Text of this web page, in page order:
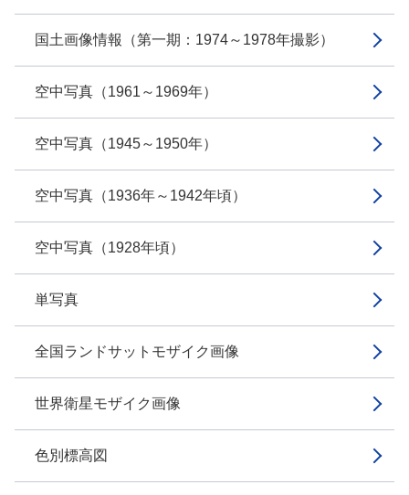
国土画像情報（第一期：1974～1978年撮影）
空中写真（1961～1969年）
空中写真（1945～1950年）
空中写真（1936年～1942年頃）
空中写真（1928年頃）
単写真
全国ランドサットモザイク画像
世界衛星モザイク画像
色別標高図